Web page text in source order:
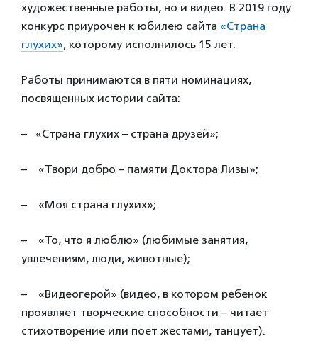
художественные работы, но и видео. В 2019 году
конкурс приурочен к юбилею сайта «Страна
глухих», которому исполнилось 15 лет.
Работы принимаются в пяти номинациях,
посвященных истории сайта:
– «Страна глухих – страна друзей»;
– «Твори добро – памяти Доктора Лизы»;
– «Моя страна глухих»;
– «То, что я люблю» (любимые занятия,
увлечениям, люди, животные);
– «Видеогерой» (видео, в котором ребенок
проявляет творческие способности – читает
стихотворение или поет жестами, танцует).